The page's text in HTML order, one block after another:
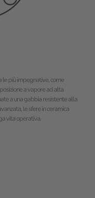
le più impegnative, come
a vapore ad alta
a una gabbia resistente alla
le sfere in ceramica
vita operativa.